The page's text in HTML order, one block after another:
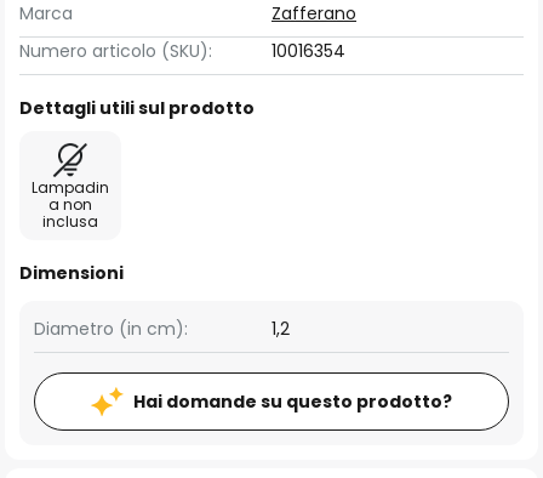
Marca
Zafferano
Numero articolo (SKU):
10016354
Dettagli utili sul prodotto
Lampadin
a non
inclusa
Dimensioni
Diametro (in cm): 1,2
Hai domande su questo prodotto?